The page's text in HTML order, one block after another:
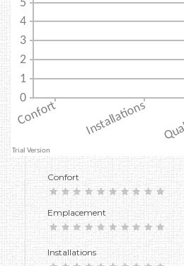
Confort
Emplacement
Installations